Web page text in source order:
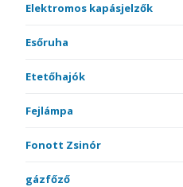
Elektromos kapásjelzők
Esőruha
Etetőhajók
Fejlámpa
Fonott Zsinór
gázfőző